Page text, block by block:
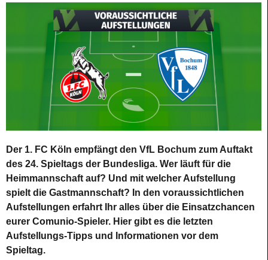
Der 1. FC Köln empfängt den VfL Bochum zum Auftakt
des 24. Spieltags der Bundesliga. Wer läuft für die
Heimmannschaft auf? Und mit welcher Aufstellung
spielt die Gastmannschaft? In den voraussichtlichen
Aufstellungen erfahrt Ihr alles über die Einsatzchancen
eurer Comunio-Spieler. Hier gibt es die letzten
Aufstellungs-Tipps und Informationen vor dem
Spieltag.